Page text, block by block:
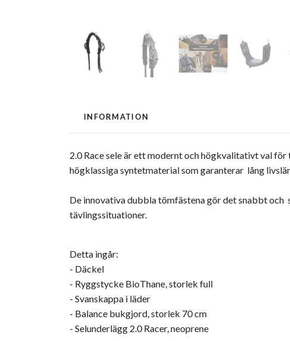
INFORMATION
2.0 Race sele är ett modernt och högkvalitativt val
högklassiga syntetmaterial som garanterar lång
De innovativa dubbla tömfästena gör det snabbt
tävlingssituationer.
Detta ingår:
- Däckel
- Ryggstycke BioThane, storlek full
- Svanskappa i läder
- Balance bukgjord, storlek 70 cm
- Selunderlägg 2.0 Racer, neoprene